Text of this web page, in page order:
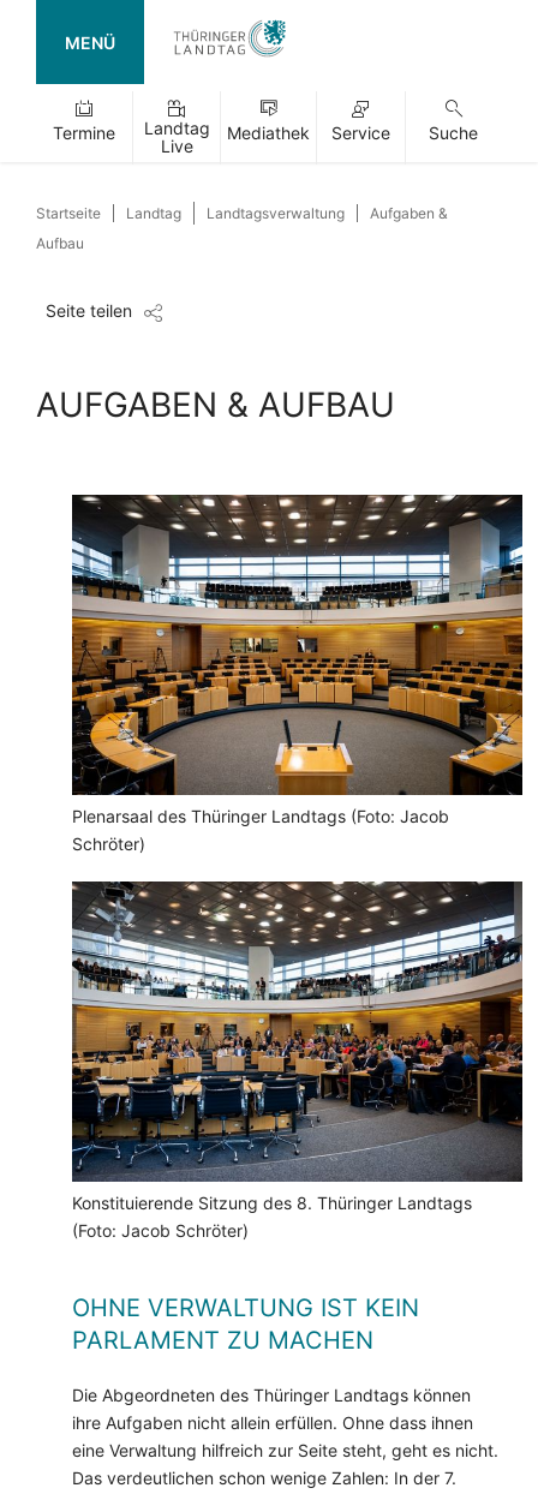
MENÜ
Termine
Landtag
Live
Mediathek Service Suche
Startseite Landtag Landtagsverwaltung
Aufgaben &
Aufbau
Seite teilen
AUFGABEN & AUFBAU
Plenarsaal des Thüringer Landtags (Foto: Jacob
Schröter)
Konstituierende Sitzung des 8. Thüringer Landtags
(Foto: Jacob Schröter)
OHNE VERWALTUNG IST KEIN
PARLAMENT ZU MACHEN
Die Abgeordneten des Thüringer Landtags können
ihre Aufgaben nicht allein erfüllen. Ohne dass ihnen
eine Verwaltung hilfreich zur Seite steht, geht es nicht.
Das verdeutlichen schon wenige Zahlen: In der 7.